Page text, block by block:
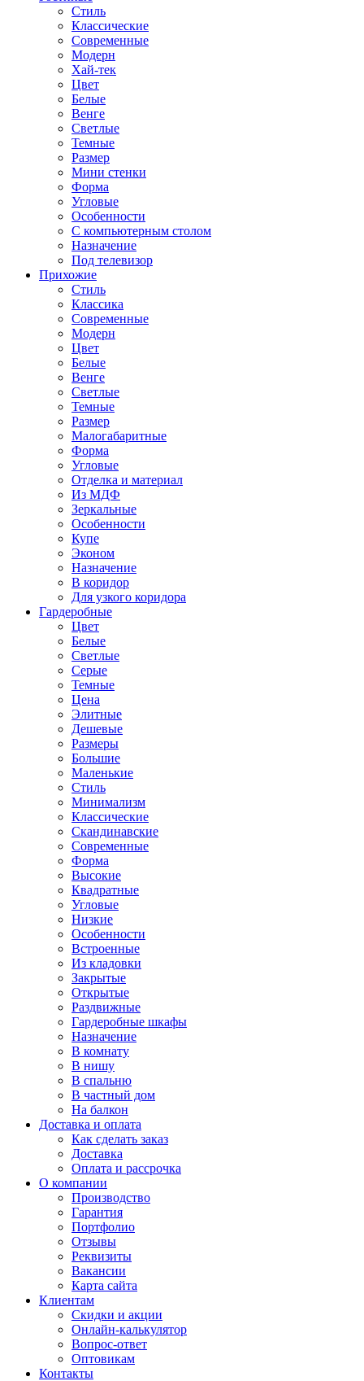
Стиль
Классические
Современные
Модерн
Хай-тек
Цвет
Белые
Венге
Светлые
Темные
Размер
Мини стенки
Форма
Угловые
Особенности
С компьютерным столом
Назначение
Под телевизор
Прихожие
Стиль
Классика
Современные
Модерн
Цвет
Белые
Венге
Светлые
Темные
Размер
Малогабаритные
Форма
Угловые
Отделка и материал
Из МДФ
Зеркальные
Особенности
Купе
Эконом
Назначение
В коридор
Для узкого коридора
Гардеробные
Цвет
Белые
Светлые
Серые
Темные
Цена
Элитные
Дешевые
Размеры
Большие
Маленькие
Стиль
Минимализм
Классические
Скандинавские
Современные
Форма
Высокие
Квадратные
Угловые
Низкие
Особенности
Встроенные
Из кладовки
Закрытые
Открытые
Раздвижные
Гардеробные шкафы
Назначение
В комнату
В нишу
В спальню
В частный дом
На балкон
Доставка и оплата
Как сделать заказ
Доставка
Оплата и рассрочка
О компании
Производство
Гарантия
Портфолио
Отзывы
Реквизиты
Вакансии
Карта сайта
Клиентам
Скидки и акции
Онлайн-калькулятор
Вопрос-ответ
Оптовикам
Контакты